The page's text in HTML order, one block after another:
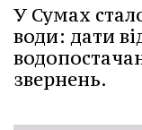
У Сумах
води: дати
звернень.